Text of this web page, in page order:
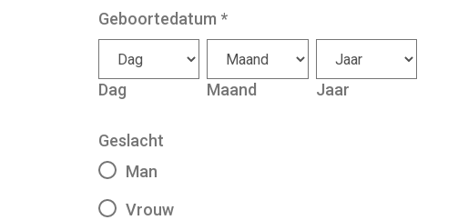
Geboortedatum *
Dag Maand Jaar
Geslacht
Man
Vrouw